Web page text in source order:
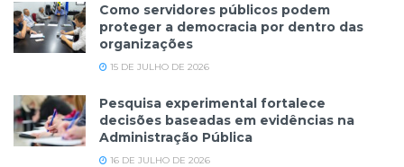
Como servidores públicos podem
proteger a democracia por dentro das
organizações
15 DE JULHO DE 2026
Pesquisa experimental fortalece
decisões baseadas em evidências na
Administração Pública
16 DE JULHO DE 2026